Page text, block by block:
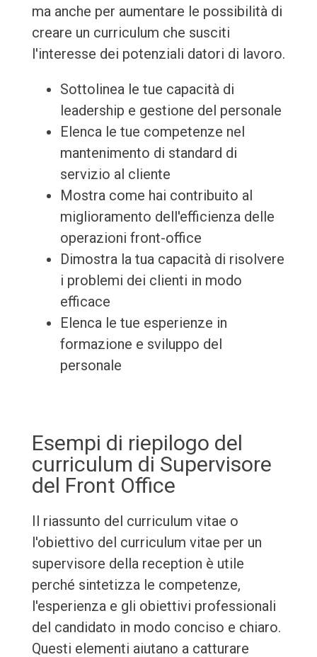
ma anche per aumentare le possibilità di
creare un curriculum che susciti
l'interesse dei potenziali datori di lavoro.
Sottolinea le tue capacità di
leadership e gestione del personale
Elenca le tue competenze nel
mantenimento di standard di
servizio al cliente
Mostra come hai contribuito al
miglioramento dell'efficienza delle
operazioni front-office
Dimostra la tua capacità di risolvere
i problemi dei clienti in modo
efficace
Elenca le tue esperienze in
formazione e sviluppo del
personale
Esempi di riepilogo del
curriculum di Supervisore
del Front Office
Il riassunto del curriculum vitae o
l'obiettivo del curriculum vitae per un
supervisore della reception è utile
perché sintetizza le competenze,
l'esperienza e gli obiettivi professionali
del candidato in modo conciso e chiaro.
Questi elementi aiutano a catturare